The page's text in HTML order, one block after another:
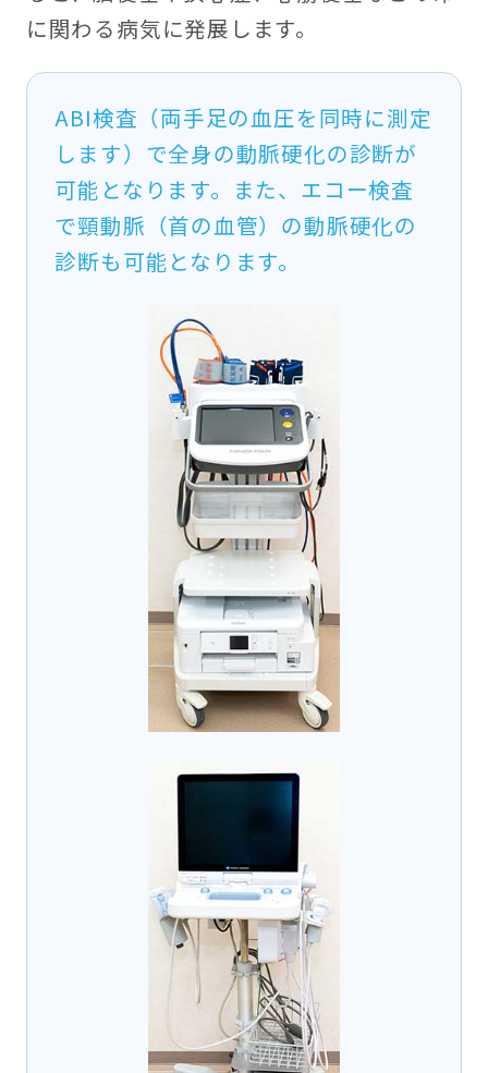
に関わる病気に発展します。
ABI検査（両手足の血圧を同時に測定
します）で全身の動脈硬化の診断が
可能となります。また、エコー検査
で頸動脈（首の血管）の動脈硬化の
診断も可能となります。